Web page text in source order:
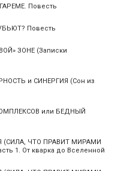
Повесть
Повесть
ЗОНЕ (Записки
и СИНЕРГИЯ (Сон из
или БЕДНЫЙ
(СИЛА, ЧТО ПРАВИТ МИРАМИ
1. От кварка до Вселенной